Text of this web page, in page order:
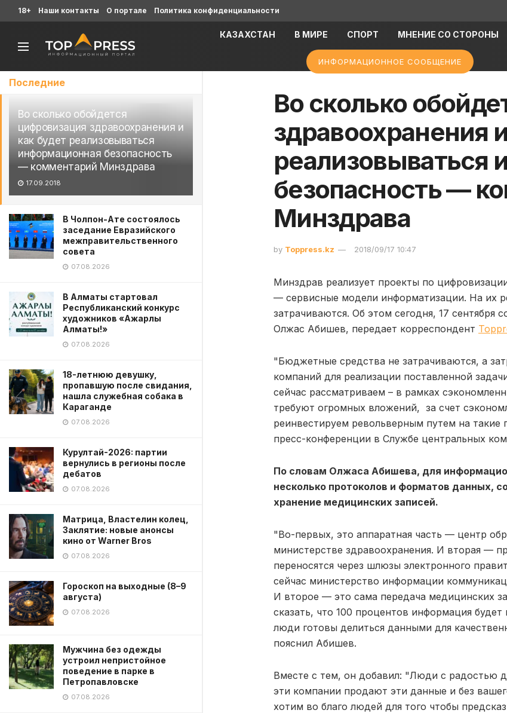
Последние
Во сколько обойдется
цифровизация здравоохранения и
как будет реализовываться
информационная безопасность
— комментарий Минздрава
17.09.2018
В Чолпон-Ате состоялось
заседание Евразийского
межправительственного
совета
07.08.2026
В Алматы стартовал
Республиканский конкурс
художников «Ажарлы
Алматы!»
07.08.2026
18-летнюю девушку,
пропавшую после свидания,
нашла служебная собака в
Караганде
07.08.2026
Курултай-2026: партии
вернулись в регионы после
дебатов
07.08.2026
Матрица, Властелин колец,
Заклятие: новые анонсы
кино от Warner Bros
07.08.2026
Гороскоп на выходные (8–9
августа)
07.08.2026
Мужчина без одежды
устроил непристойное
поведение в парке в
Петропавловске
07.08.2026
18+ Наши контакты О портале Политика конфиденциальности
КАЗАХСТАН В МИРЕ СПОРТ МНЕНИЕ СО СТОРОНЫ
ИНФОРМАЦИОННОЕ СООБЩЕНИЕ
Во сколько
здравоохранения
реализовываться
безопасность —
Минздрава
by Toppress.kz 2018/09/17 10:47
Минздрав реализует проекты по
— сервисные модели информатизации. На их
затрачиваются. Об этом сегодня, 17 сентября
Олжас Абишев, передает корреспондент
"Бюджетные средства не затрачиваются, а
компаний для реализации поставленной
сейчас рассматриваем – в рамках
требуют огромных вложений, за счет
реинвестируем револьверным путем на
пресс-конференции в Службе центральных
По словам Олжаса Абишева, для
несколько протоколов и форматов данных,
хранение медицинских записей.
"Во-первых, это аппаратная часть — центр
министерстве здравоохранения. И вторая —
переносятся через шлюзы электронного
сейчас министерство информации
И второе — это сама передача медицинских
сказать, что 100 процентов информация
люди готовы делиться данными для
пояснил Абишев.
Вместе с тем, он добавил: "Люди с радостью
эти компании продают эти данные и без
хотим во благо людей для того чтобы